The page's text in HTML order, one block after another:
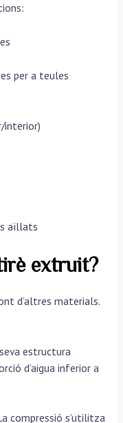
per a teules
aïllats
extruit?
d’altres materials.
estructura
d’aigua inferior a
s’utilitza